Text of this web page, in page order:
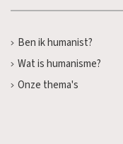
Ben ik humanist?
Wat is humanisme?
Onze thema's